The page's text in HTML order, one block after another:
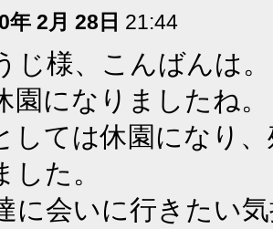
年 2月 28日 21:44
じ様、こんばんは。
園になりましたね。
しては休園になり
した。
に会いに行きたい